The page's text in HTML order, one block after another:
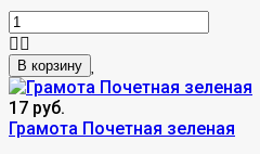
В корзину
17 руб.
Грамота Почетная зеленая